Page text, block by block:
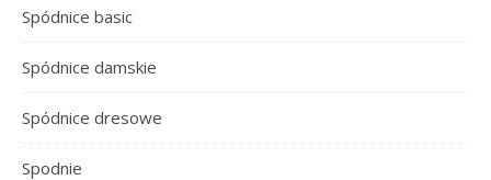
Spódnice basic
Spódnice damskie
Spódnice dresowe
Spodnie